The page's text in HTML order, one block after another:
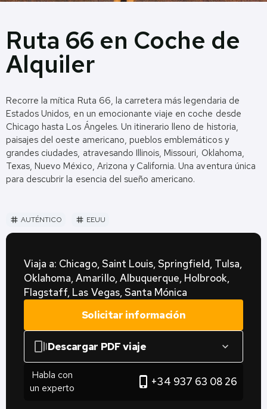
Ruta 66 en Coche de
Alquiler
Recorre la mítica Ruta 66, la carretera más legendaria de
Estados Unidos, en un emocionante viaje en coche desde
Chicago hasta Los Ángeles. Un itinerario lleno de historia,
paisajes del oeste americano, pueblos emblemáticos y
grandes ciudades, atravesando Illinois, Missouri, Oklahoma,
Texas, Nuevo México, Arizona y California. Una aventura única
para descubrir la esencia del sueño americano.
tag AUTÉNTICO tag EEUU
Viaja a: Chicago, Saint Louis, Springfield, Tulsa,
Oklahoma, Amarillo, Albuquerque, Holbrook,
Flagstaff, Las Vegas, Santa Mónica
Solicitar información
web_storiesDescargar PDF viaje expand_more
Habla con
un experto
phone_iphone +34 937 63 08 26